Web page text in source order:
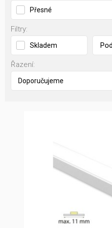
Přesné
Filtry:
Skladem
Řazení: